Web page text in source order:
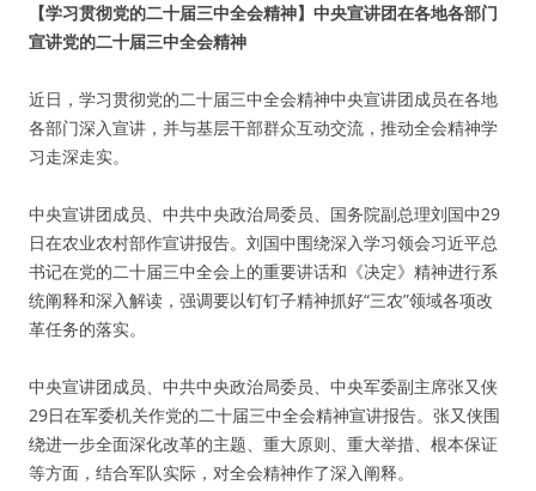
【学习贯彻党的二十届三中全会精神】中央宣讲团在各地各部门
宣讲党的二十届三中全会精神
近日，学习贯彻党的二十届三中全会精神中央宣讲团成员在各地
各部门深入宣讲，并与基层干部群众互动交流，推动全会精神学
习走深走实。
中央宣讲团成员、中共中央政治局委员、国务院副总理刘国中29
日在农业农村部作宣讲报告。刘国中围绕深入学习领会习近平总
书记在党的二十届三中全会上的重要讲话和《决定》精神进行系
统阐释和深入解读，强调要以钉钉子精神抓好“三农”领域各项改
革任务的落实。
中央宣讲团成员、中共中央政治局委员、中央军委副主席张又侠
29日在军委机关作党的二十届三中全会精神宣讲报告。张又侠围
绕进一步全面深化改革的主题、重大原则、重大举措、根本保证
等方面，结合军队实际，对全会精神作了深入阐释。